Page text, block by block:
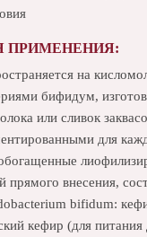
ПРИМЕНЕНИЯ:
на
бифидум,
или сливок
для
прямого внесения,
bifidum:
кефир (для питания